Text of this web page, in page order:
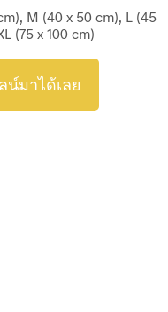
M (40 x 50 cm), L (45
(75 x 100 cm)
น์มาได้เลย